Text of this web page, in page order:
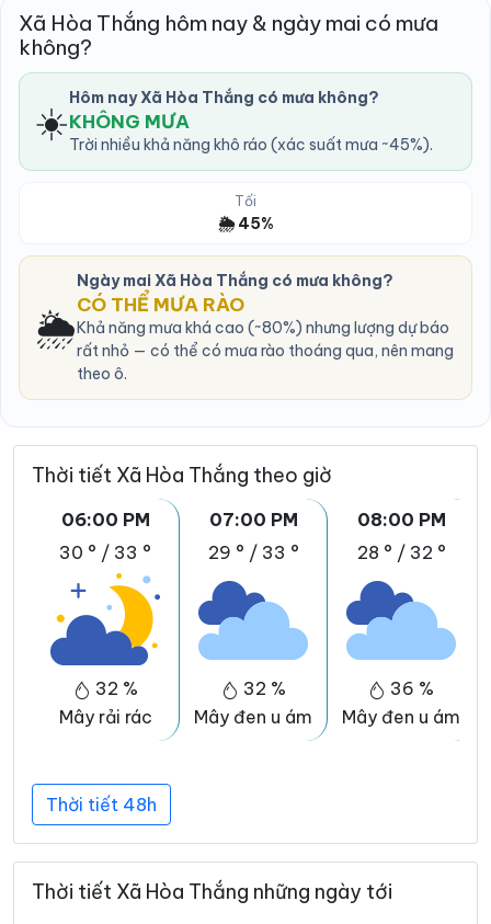
Xã Hòa Thắng hôm nay & ngày mai có mưa
không?
☀️ Hôm nay Xã Hòa Thắng có mưa không?
KHÔNG MƯA
Trời nhiều khả năng khô ráo (xác suất mưa ~45%).
Tối
🌦️ 45%
🌦️
Ngày mai Xã Hòa Thắng có mưa không?
CÓ THỂ MƯA RÀO
Khả năng mưa khá cao (~80%) nhưng lượng dự báo
rất nhỏ — có thể có mưa rào thoáng qua, nên mang
theo ô.
Thời tiết Xã Hòa Thắng theo giờ
06:00 PM
30 ° / 33 °
32 %
Mây rải rác
07:00 PM
29 ° / 33 °
32 %
Mây đen u ám
08:00 PM
28 ° / 32 °
36 %
Mây đen u ám
Thời tiết 48h
Thời tiết Xã Hòa Thắng những ngày tới